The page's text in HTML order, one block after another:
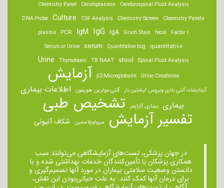
Cerebrospinal Fluid Analysis
Ceruloplasmin
Chemistry Panel
Chemistry Panels
Chemistry Screen
CSF Analysis
Culture
DNA Probe
Factor I
fecal
Gram Stain
IgA
IgG
IgM
PCR
plasma
quantitative
Quantitative hcg
serum
Serum or Urine
Spinal Fluid Analysis
stool
TB NAAT
Thymotaxin
Urine
Urine Creatinine
β2-Microglobulin آزمایش
آزمایشات آنتی بادی ویروس اپشتین بار آنتی مولرین هورمون اطلاعات بیماری
بیماری بیماری آلزایمر تشخیص طبی
تفسیر آزمایش سرولوپلاسمین شکاف آنیونی
در جهان پزشکی، تست‌های آزمایشگاهی می‌توانند سبب
همکاری پزشکان یا تأمین‌کنندگان خدمات بهداشتی شده و با
دانستن وضعیت سلامتی بیماران در مورد آنها تصمیم‌گیری و
برای درمان ‌آنها کمک کنند. به علت حیاتی‌بودن این نقش،